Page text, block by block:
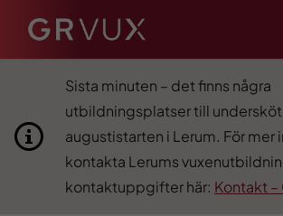
Sista minuten – det finns några
utbildningsplatser till
augustistarten i Lerum. För mer
kontakta Lerums
kontaktuppgifter här: Kontakt –